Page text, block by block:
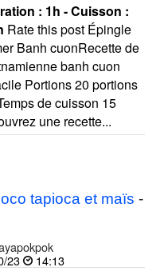
: 1h - Cuisson :
Rate this post Épingle
Banh cuonRecette de
banh cuon
Portions 20 portions
de cuisson 15
une recette...
tapioca et maïs -
23
14:13